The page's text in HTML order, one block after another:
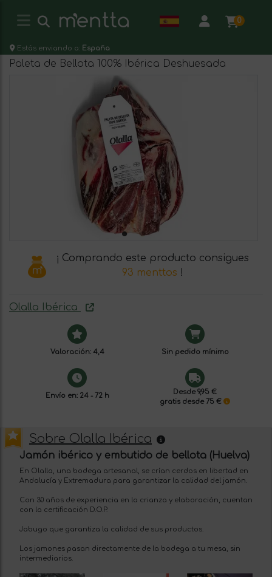
0
Estás enviando a: España
Paleta de Bellota 100% Ibérica Deshuesada
¡ Comprando este producto consigues
93 menttos !
Olalla Ibérica
Valoración: 4,4 Sin pedido mínimo
Envío en: 24 - 72 h
Desde 9,95 €
gratis desde 75 €
Sobre Olalla Ibérica
Jamón ibérico y embutido de bellota (Huelva)
En Olalla, una bodega artesanal, se crían cerdos en libertad en
Andalucía y Extremadura para garantizar la calidad del jamón.
Con 30 años de experiencia en la crianza y elaboración, cuentan
con la certificación D.O.P.
Jabugo que garantiza la calidad de sus productos.
Los jamones pasan directamente de la bodega a tu mesa, sin
intermediarios.